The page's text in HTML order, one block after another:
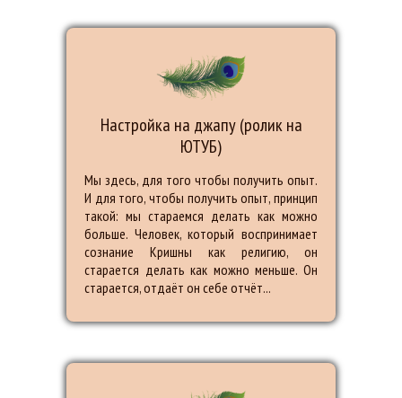
Настройка на джапу (ролик на
ЮТУБ)
Мы здесь, для того чтобы получить опыт.
И для того, чтобы получить опыт, принцип
такой: мы стараемся делать как можно
больше. Человек, который воспринимает
сознание Кришны как религию, он
старается делать как можно меньше. Он
старается, отдаёт он себе отчёт...